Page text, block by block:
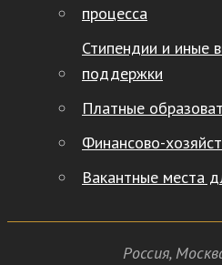
процесса
Стипендии и иные
поддержки
Платные
Финансово-
Вакантные места
Россия,